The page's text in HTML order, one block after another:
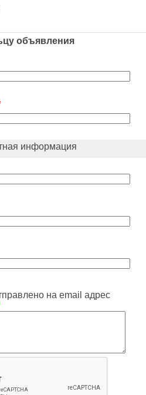
объявления
информация
на email адрес